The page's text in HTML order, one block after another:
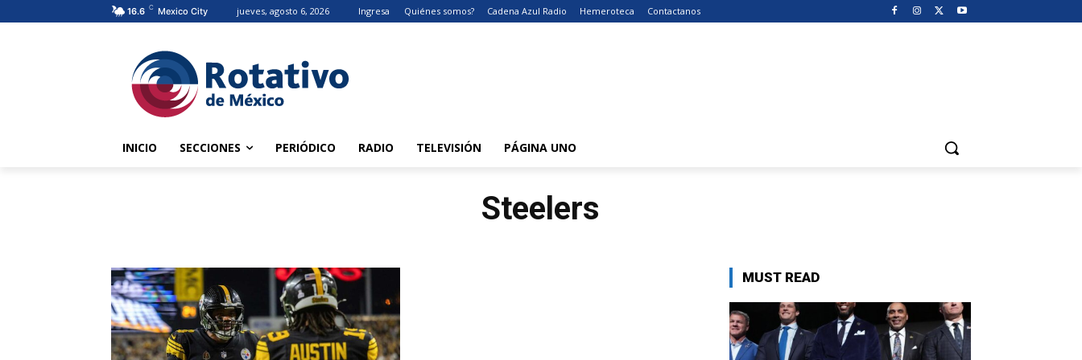
16.6 C Mexico City jueves, agosto 6, 2026 Ingresa Quiénes somos? Cadena Azul Radio Hemeroteca Contactanos
INICIO SECCIONES PERIÓDICO RADIO TELEVISIÓN PÁGINA UNO
Steelers
MUST READ